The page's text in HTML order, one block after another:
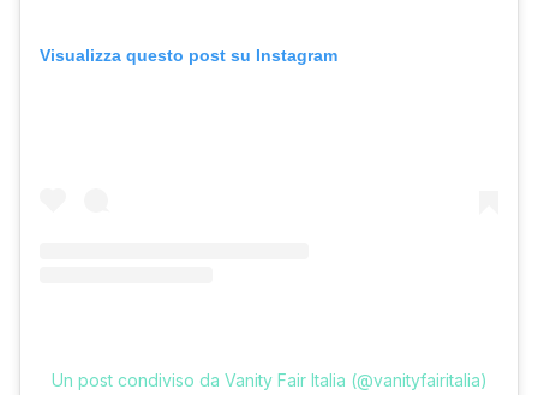
Visualizza questo post su Instagram
Un post condiviso da Vanity Fair Italia (@vanityfairitalia)